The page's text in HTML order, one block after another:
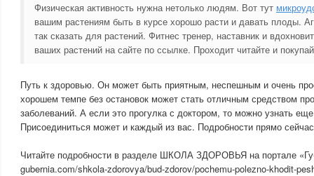
Физическая активность нужна нетолько людям. Вот тут
вашим растениям быть в курсе хорошо расти и давать плоды.
так сказать для растений. Фитнес тренер, наставник и
ваших растений на сайте по ссылке. Проходит читайте и
Путь к здоровью. Он может быть приятным, неспешным и очень
хорошем темпе без остановок может стать отличным средством
заболеваний. А если это прогулка с доктором, то можно узнать
Присоединиться может и каждый из вас. Подробности прямо
Читайте подробности в разделе ШКОЛА ЗДОРОВЬЯ на портале
gubernia.com/shkola-zdorovya/bud-zdorov/pochemu-polezno-khodit-